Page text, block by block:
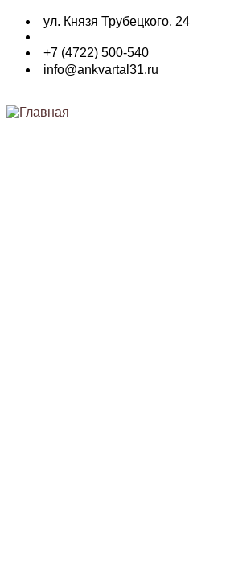
Перейти
основному
содержанию
ул. Князя Трубецкого, 24
+7 (4722) 500-540
info@ankvartal31.ru